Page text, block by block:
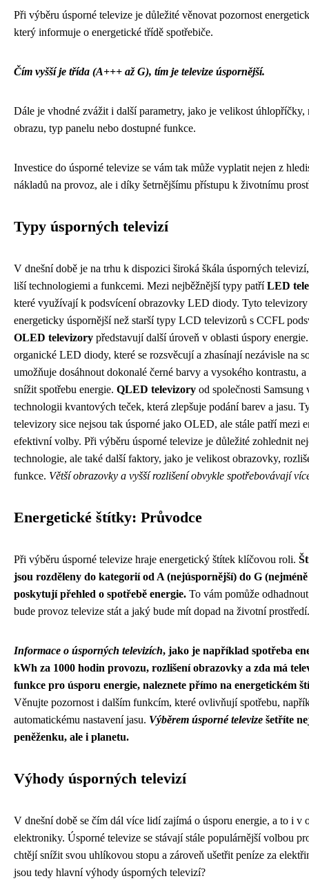
Při výběru úsporné televize je důležité věnovat pozornost
který informuje o energetické třídě spotřebiče.
Čím vyšší je třída (A+++ až G), tím je televize úspornější.
Dále je vhodné zvážit i další parametry, jako je velikost úhlopříčky,
obrazu, typ panelu nebo dostupné funkce.
Investice do úsporné televize se vám tak může vyplatit nejen z
nákladů na provoz, ale i díky šetrnějšímu přístupu k životnímu
Typy úsporných televizí
V dnešní době je na trhu k dispozici široká škála úsporných
liší technologiemi a funkcemi. Mezi nejběžnější typy patříLED
které využívají k podsvícení obrazovky LED diody. Tyto
energeticky úspornější než starší typy LCD televizorů s CCFL
OLED televizory představují další úroveň v oblasti úspory
organické LED diody, které se rozsvěcují a zhasínají nezávisle na
umožňuje dosáhnout dokonalé černé barvy a vysokého kontrastu, a
snížit spotřebu energie. QLED televizory od společnosti Samsung
technologii kvantových teček, která zlepšuje podání barev a jasu.
televizory sice nejsou tak úsporné jako OLED, ale stále patří mezi
efektivní volby. Při výběru úsporné televize je důležité zohlednit
technologie, ale také další faktory, jako je velikost obrazovky,
funkce. Větší obrazovky a vyšší rozlišení obvykle spotřebovávají
Energetické štítky: Průvodce
Při výběru úsporné televize hraje energetický štítek klíčovou roli.
jsou rozděleny do kategorií od A (nejúspornější) do G
poskytují přehled o spotřebě energie. To vám pomůže
bude provoz televize stát a jaký bude mít dopad na životní prostředí.
Informace o úsporných televizích, jako je například spotřeba
kWh za 1000 hodin provozu, rozlišení obrazovky a zda má
funkce pro úsporu energie, naleznete přímo na energetickém
Věnujte pozornost i dalším funkcím, které ovlivňují spotřebu,
automatickému nastavení jasu. Výběrem úsporné televize šetříte
peněženku, ale i planetu.
Výhody úsporných televizí
V dnešní době se čím dál více lidí zajímá o úsporu energie, a to i v
elektroniky. Úsporné televize se stávají stále populárnější volbou
chtějí snížit svou uhlíkovou stopu a zároveň ušetřit peníze za
jsou tedy hlavní výhody úsporných televizí?